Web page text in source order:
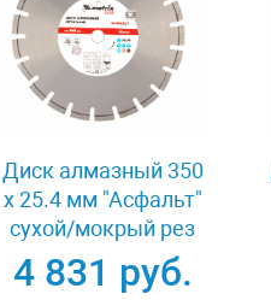
Диск алмазный 350
х 25.4 мм "Асфальт"
сухой/мокрый рез
Pro Matrix 731073
4 831 руб.